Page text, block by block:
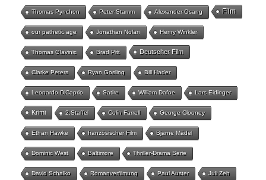
Thomas Pynchon Peter Stamm Alexander Osang Film
our pathetic age Jonathan Nolan Henry Winkler
Thomas Glavinic Brad Pitt Deutscher Film
Clarke Peters Ryan Gosling Bill Hader
Leonardo DiCaprio Satire William Dafoe Lars Eidinger
Krimi 2.Staffel Colin Farrell George Clooney
Ethan Hawke französischer Film Bjarne Mädel
Dominic West Baltimore Thriller-Drama Serie
David Schalko Romanverfilmung Paul Auster Juli Zeh